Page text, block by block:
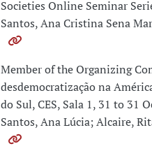
Societies Online Seminar
Santos, Ana Cristina Sena
Member of the Organizing
desdemocratização na
do Sul, CES, Sala 1, 31 to 31
Santos, Ana Lúcia; Alcaire,